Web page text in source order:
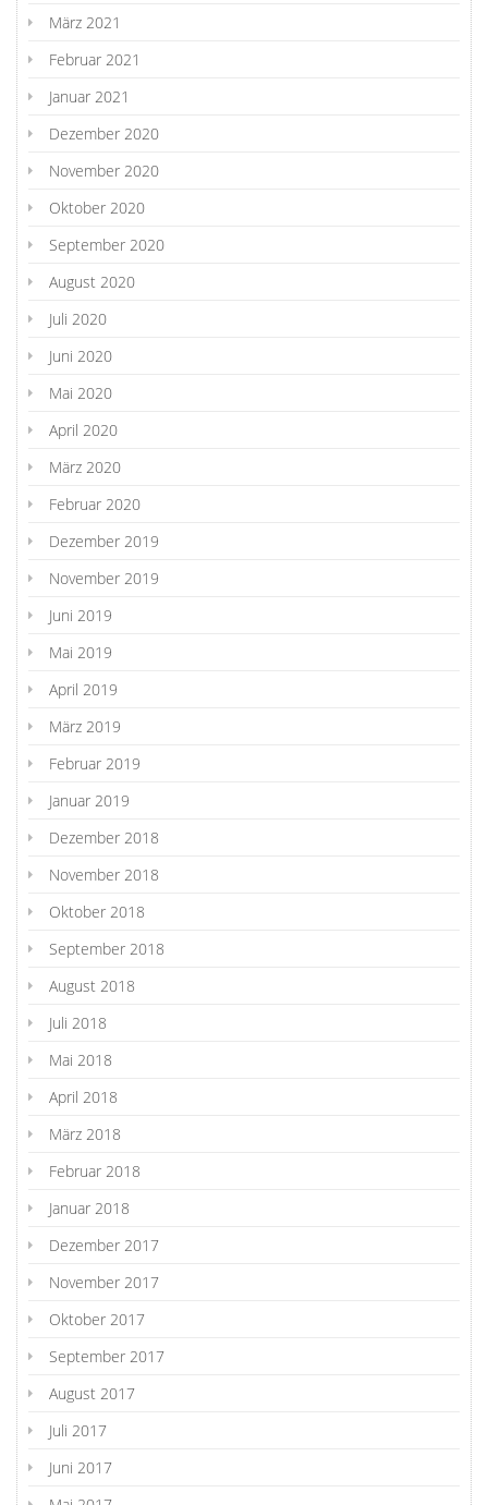
März 2021
Februar 2021
Januar 2021
Dezember 2020
November 2020
Oktober 2020
September 2020
August 2020
Juli 2020
Juni 2020
Mai 2020
April 2020
März 2020
Februar 2020
Dezember 2019
November 2019
Juni 2019
Mai 2019
April 2019
März 2019
Februar 2019
Januar 2019
Dezember 2018
November 2018
Oktober 2018
September 2018
August 2018
Juli 2018
Mai 2018
April 2018
März 2018
Februar 2018
Januar 2018
Dezember 2017
November 2017
Oktober 2017
September 2017
August 2017
Juli 2017
Juni 2017